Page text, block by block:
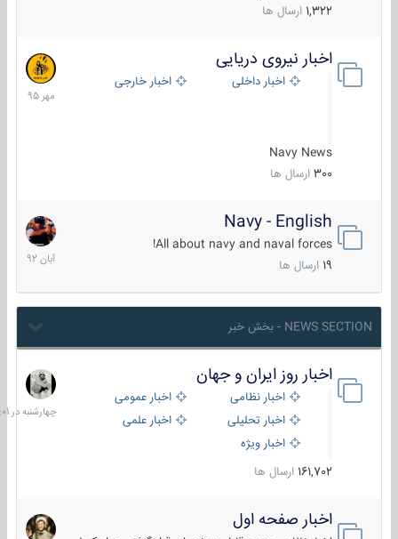
1,322 ارسال ها
اخبار نیروی دریایی
اخبار داخلی اخبار خارجی
Navy News
300 ارسال ها
27
مهر
1395
Navy - English
All about navy and naval forces!
ارسال ها
22
آبان
1392
NEWS SECTION - بخش خبر
اخبار روز ایران و جهان
اخبار نظامی
اخبار عمومی
اخبار تحلیلی
اخبار علمی
اخبار ویژه
161,702 ارسال ها
در
06:01
اخبار صفحه اول
7